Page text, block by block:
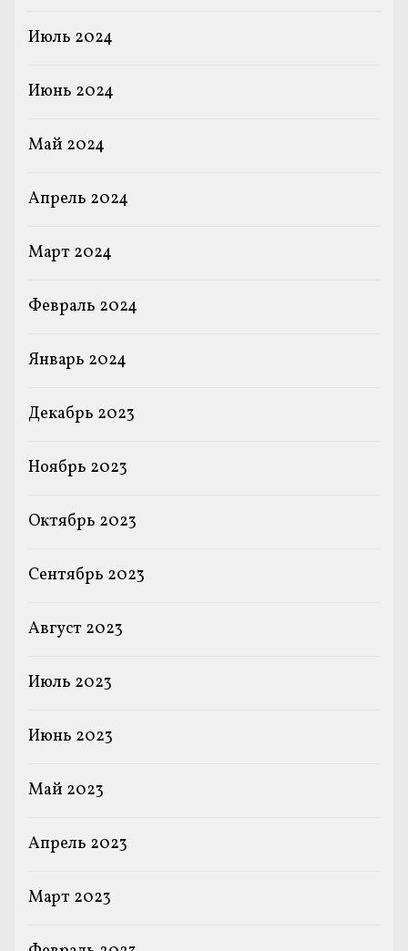
Июль 2024
Июнь 2024
Май 2024
Апрель 2024
Март 2024
Февраль 2024
Январь 2024
Декабрь 2023
Ноябрь 2023
Октябрь 2023
Сентябрь 2023
Август 2023
Июль 2023
Июнь 2023
Май 2023
Апрель 2023
Март 2023